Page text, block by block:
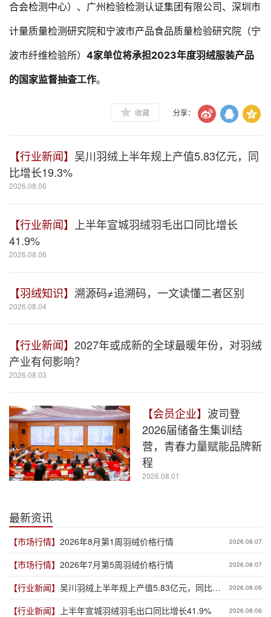
合会检测中心）、广州检验检测认证集团有限公司、深圳市
计量质量检测研究院和宁波市产品食品质量检验研究院（宁
波市纤维检验所） 4家单位将承担2023年度羽绒服装产品
的国家监督抽查工作。
收藏 分享：
【行业新闻】 吴川羽绒上半年规上产值5.83亿元，同
比增长19.3%
2026.08.06
【行业新闻】
上半年宣城羽绒羽毛出口同比增长
41.9%
2026.08.06
【羽绒知识】 溯源码≠追溯码，一文读懂二者区别
2026.08.04
【行业新闻】 2027年或成新的全球最暖年份，对羽绒
产业有何影响？
2026.08.03
【会员企业】 波司登
2026届储备生集训结
营，青春力量赋能品牌新
程
2026.08.01
最新资讯
【市场行情】 2026年8月第1周羽绒价格行情 2026.08.07
【市场行情】 2026年7月第5周羽绒价格行情 2026.08.07
【行业新闻】 吴川羽绒上半年规上产值5.83亿元，同比增
长19.3%
2026.08.06
【行业新闻】 上半年宣城羽绒羽毛出口同比增长41.9% 2026.08.06